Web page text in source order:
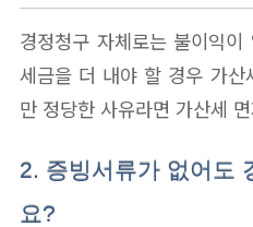
경정청구 자체로는 불이익
세금을 더 내야 할 경우 가
만 정당한 사유라면 가산세
2. 증빙서류가 없어도
요?